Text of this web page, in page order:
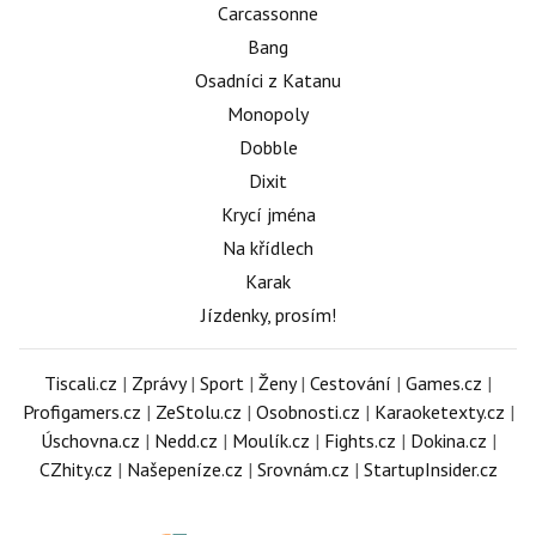
Carcassonne
Bang
Osadníci z Katanu
Monopoly
Dobble
Dixit
Krycí jména
Na křídlech
Karak
Jízdenky, prosím!
Tiscali.cz | Zprávy| Sport | Ženy| Cestování | Games.cz |
Profigamers.cz | ZeStolu.cz | Osobnosti.cz | Karaoketexty.cz |
Úschovna.cz | Nedd.cz | Moulík.cz | Fights.cz | Dokina.cz |
CZhity.cz | Našepeníze.cz | Srovnám.cz | StartupInsider.cz